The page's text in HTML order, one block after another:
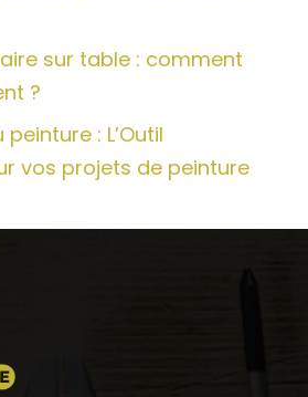
sur table : comment
?
: L’Outil
vos projets de peinture